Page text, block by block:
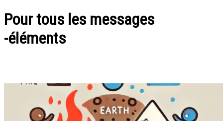
Pour tous les messages
-éléments